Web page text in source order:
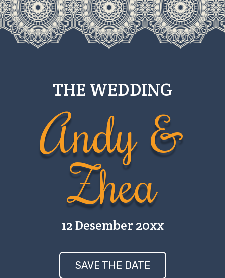
THE WEDDING
Andy &
Zhea
12 Desember 20xx
SAVE THE DATE